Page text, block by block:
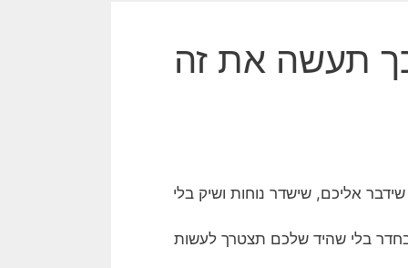
תעשה את זה
אליכם, שישדר נוחות ושיק בלי
בלי שהיד שלכם תצטרך לעשות